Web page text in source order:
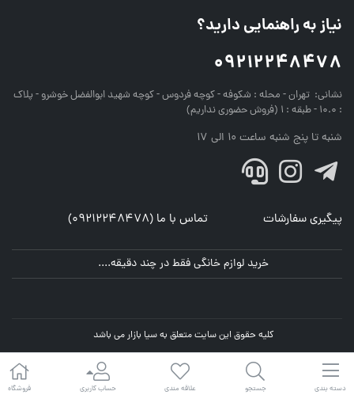
دسته بندی جستجو علاقه مندی حساب کاربری فروشگاه
نیاز به راهنمایی دارید؟
09212248478
نشانی: تهران - محله : شکوفه - کوچه فردوس - کوچه شهید ابوالفضل خوشرو - پلاک
: 10.0 - طبقه : 1 (فروش حضوری نداریم)
شنبه تا پنج شنبه ساعت 10 الی 17
پیگیری سفارشات تماس با ما (09212248478)
خرید لوازم خانگی فقط در چند دقیقه....
کلیه حقوق این سایت متعلق به سیا بازار می باشد